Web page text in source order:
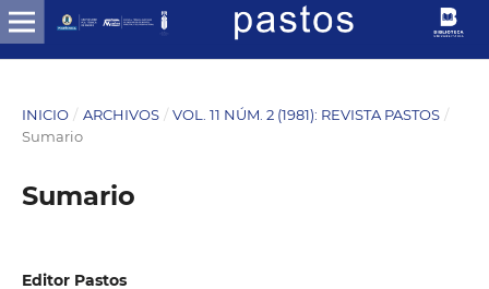
INICIO / ARCHIVOS / VOL. 11 NÚM. 2 (1981): REVISTA PASTOS /
Sumario
Sumario
Editor Pastos